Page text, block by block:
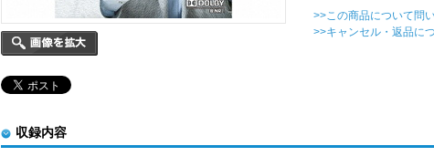
>>この商品について問
>>キャンセル・返品に
収録内容